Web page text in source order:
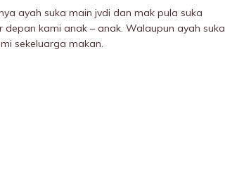
ayah suka main jvdi dan mak pula suka
kami anak – anak. Walaupun ayah suka
sekeluarga makan.